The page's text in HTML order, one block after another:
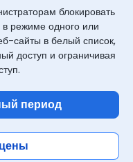
блокировать
режиме одного или
сайты в белый список,
доступ и ограничивая
период